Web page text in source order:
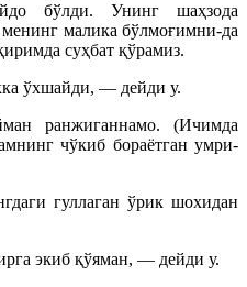
бўлди. Унинг шаҳзода
малика бўлмоғимни-да
суҳбат қўрамиз.
ўхшайди, — дейди у.
ранжиганнамо. (Ичимда
чўкиб бораётган умри-
гуллаган ўрик шохидан
экиб қўяман, — дейди у.